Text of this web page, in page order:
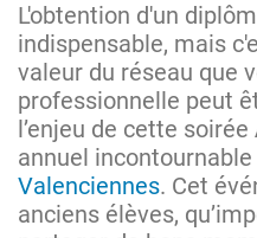
L'obtention d'un
indispensable, mais
valeur du réseau que
professionnelle peut
l’enjeu de cette soirée
annuel
Valenciennes. Cet
anciens élèves,